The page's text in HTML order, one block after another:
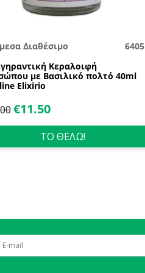
Διαθέσιμο
6405
Κεραλοιφή
με Βασιλικό πολτό 40ml
Elixirio
€11.50
ΤΟ ΘΕΛΩ!